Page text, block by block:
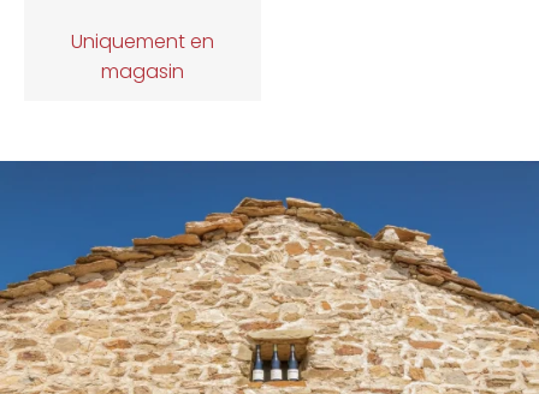
Uniquement en
magasin